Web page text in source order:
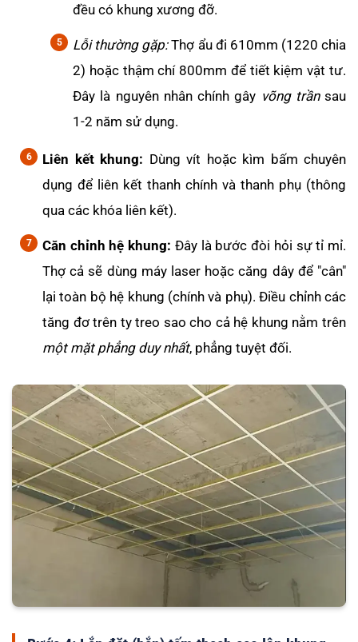
đều có khung xương đỡ.
Lỗi thường gặp:Thợ ẩu đi 610mm (1220 chia
2) hoặc thậm chí 800mm để tiết kiệm vật tư.
Đây là nguyên nhân chính gây võng trầnsau
1-2 năm sử dụng.
Liên kết khung: Dùng vít hoặc kìm bấm chuyên
dụng để liên kết thanh chính và thanh phụ (thông
qua các khóa liên kết).
Căn chỉnh hệ khung: Đây là bước đòi hỏi sự tỉ mỉ.
Thợ cả sẽ dùng máy laser hoặc căng dây để "cân"
lại toàn bộ hệ khung (chính và phụ). Điều chỉnh các
tăng đơ trên ty treo sao cho cả hệ khung nằm trên
một mặt phẳng duy nhất, phẳng tuyệt đối.
qua